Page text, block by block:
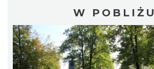
W POBLIŻU